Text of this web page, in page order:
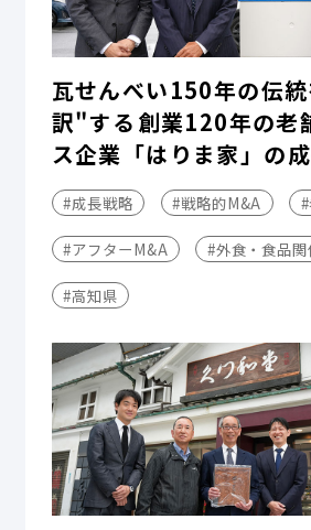
瓦せんべい150年の伝
訳"する――創業120年の
ス企業「はりま家」の
#成長戦略 #戦略的M&A
#アフターM&A #外食・食品関
#高知県